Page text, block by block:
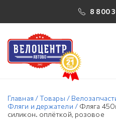
8 800
Главная /Товары /
Фляги и держатели / Фляга
силикон. оплёткой, розовое